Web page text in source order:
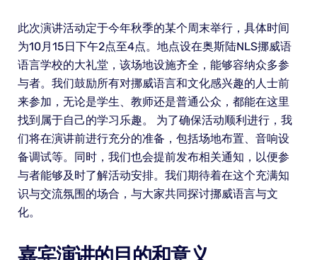
此次演讲活动定于今年秋季的某个周末举行，具体时间
为10月15日下午2点至4点。地点设在奥斯陆NLS挪威语
语言学校的大礼堂，该场地设施齐全，能够容纳众多参
与者。我们鼓励所有对挪威语言和文化感兴趣的人士前
来参加，无论是学生、教师还是普通公众，都能在这里
找到属于自己的学习乐趣。 为了确保活动顺利进行，我
们将在演讲前进行充分的准备，包括场地布置、音响设
备调试等。同时，我们也会提前发布相关通知，以便参
与者能够及时了解活动安排。我们期待着在这个充满知
识与交流氛围的场合，与大家共同探讨挪威语言与文
化。